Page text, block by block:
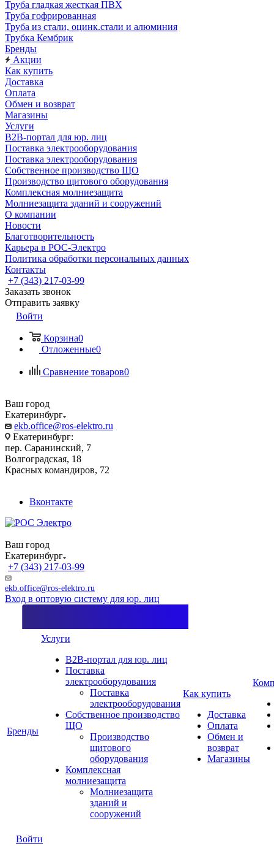
Труба гладкая жесткая ПВХ
Труба гофрированная
Труба из стали, оцинк.стали и алюминия
Трубка Кембрик
Бренды
Акции
Как купить
Доставка
Оплата
Обмен и возврат
Магазины
Услуги
B2B-портал для юр. лиц
Поставка электрооборудования
Поставка электрооборудования
Собственное производство ЩО
Производство щитового оборудования
Комплексная молниезащита
Молниезащита зданий и сооружений
О компании
Новости
Благотворительность
Карьера в РОС-Электро
Политика обработки персональных данных
Контакты
+7 (343) 217-03-99
Заказать звонок
Отправить заявку
Войти
Корзина0
Отложенные0
Сравнение товаров0
Ваш город
Екатеринбург
ekb.office@ros-elektro.ru
Екатеринбург:
пер. Саранинский, 7
Волгоградская, 18
Красных командиров, 72
Вконтакте
Ваш город
Екатеринбург
+7 (343) 217-03-99
ekb.office@ros-elektro.ru
Вход в оптовую систему для юр. лиц
Бренды
Услуги
B2B-портал для юр. лиц
Поставка
электрооборудования
Поставка
электрооборудования
Собственное производство
ЩО
Производство
щитового
оборудования
Комплексная
молниезащита
Молниезащита
зданий и
сооружений
Как купить
Доставка
Оплата
Обмен и
возврат
Магазины
Войти